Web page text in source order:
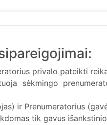
privalo pateikti
sėkmingo
ir Prenumeratorius
tik gavus